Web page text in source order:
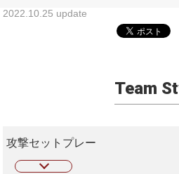
2022.10.25 update
Team
攻撃セットプレー